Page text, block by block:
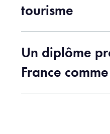
tourisme
Un diplôme
France